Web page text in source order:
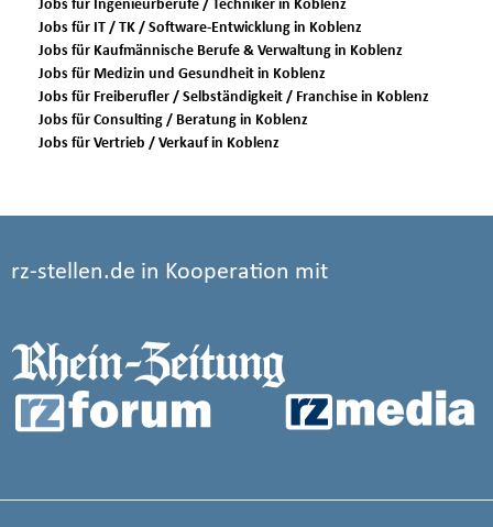
Jobs für Ingenieurberufe / Techniker in Koblenz
Jobs für IT / TK / Software-Entwicklung in Koblenz
Jobs für Kaufmännische Berufe & Verwaltung in Koblenz
Jobs für Medizin und Gesundheit in Koblenz
Jobs für Freiberufler / Selbständigkeit / Franchise in Koblenz
Jobs für Consulting / Beratung in Koblenz
Jobs für Vertrieb / Verkauf in Koblenz
rz-stellen.de in Kooperation mit